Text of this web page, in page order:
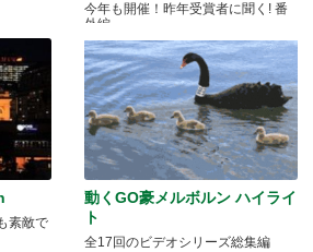
今年も開催！昨年受賞者に聞く! 番
外編
素敵で
動くGO豪メルボルン ハイライ
ト
全17回のビデオシリーズ総集編